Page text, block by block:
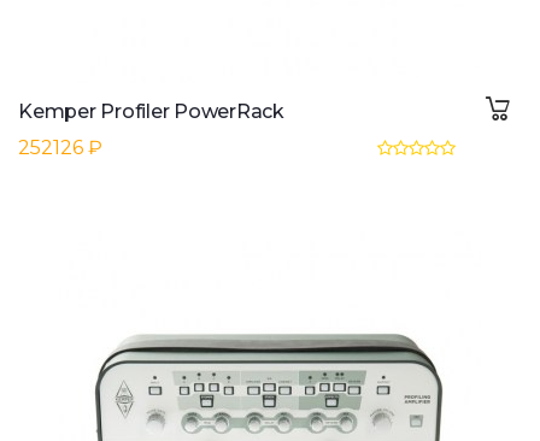
Kemper Profiler PowerRack
252126 ₽